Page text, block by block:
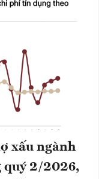
xấu ngành
quý 2/2026,